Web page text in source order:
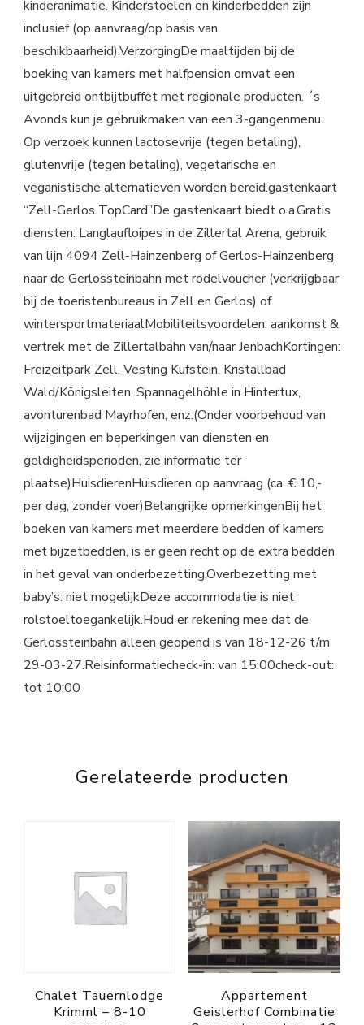
kinderanimatie. Kinderstoelen en kinderbedden zijn
inclusief (op aanvraag/op basis van
beschikbaarheid).VerzorgingDe maaltijden bij de
boeking van kamers met halfpension omvat een
uitgebreid ontbijtbuffet met regionale producten. ´s
Avonds kun je gebruikmaken van een 3-gangenmenu.
Op verzoek kunnen lactosevrije (tegen betaling),
glutenvrije (tegen betaling), vegetarische en
veganistische alternatieven worden bereid.gastenkaart
“Zell-Gerlos TopCard”De gastenkaart biedt o.a.Gratis
diensten: Langlaufloipes in de Zillertal Arena, gebruik
van lijn 4094 Zell-Hainzenberg of Gerlos-Hainzenberg
naar de Gerlossteinbahn met rodelvoucher (verkrijgbaar
bij de toeristenbureaus in Zell en Gerlos) of
wintersportmateriaalMobiliteitsvoordelen: aankomst &
vertrek met de Zillertalbahn van/naar JenbachKortingen:
Freizeitpark Zell, Vesting Kufstein, Kristallbad
Wald/Königsleiten, Spannagelhöhle in Hintertux,
avonturenbad Mayrhofen, enz.(Onder voorbehoud van
wijzigingen en beperkingen van diensten en
geldigheidsperioden, zie informatie ter
plaatse)HuisdierenHuisdieren op aanvraag (ca. € 10,-
per dag, zonder voer)Belangrijke opmerkingenBij het
boeken van kamers met meerdere bedden of kamers
met bijzetbedden, is er geen recht op de extra bedden
in het geval van onderbezetting.Overbezetting met
baby’s: niet mogelijkDeze accommodatie is niet
rolstoeltoegankelijk.Houd er rekening mee dat de
Gerlossteinbahn alleen geopend is van 18-12-26 t/m
29-03-27.Reisinformatiecheck-in: van 15:00check-out:
tot 10:00
Gerelateerde producten
Chalet Tauernlodge
Krimml – 8-10
Appartement
Geislerhof Combinatie